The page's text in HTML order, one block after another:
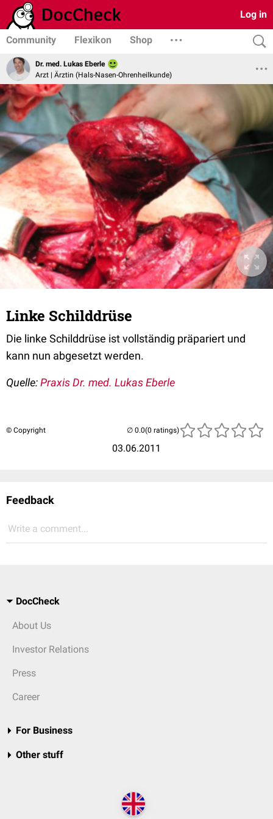
Log in
Community Flexikon Shop
Dr. med. Lukas Eberle
Arzt | Ärztin (Hals-Nasen-Ohrenheilkunde)
Linke Schilddrüse
Die linke Schilddrüse ist vollständig präpariert und
kann nun abgesetzt werden.
Quelle:Praxis Dr. med. Lukas Eberle
© Copyright
03.06.2011
(0 ratings)
Feedback
Write a comment...
DocCheck
About Us
Investor Relations
Press
Career
For Business
Other stuff